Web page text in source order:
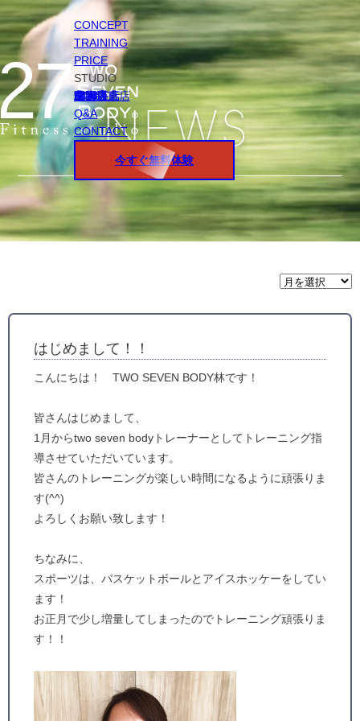
CONCEPT
TRAINING
PRICE
STUDIO
円山店
白石店
桑園店
北18条店
宮の沢店
環状通東店
STAFF
Q&A
CONTACT
今すぐ無料体験
月
間
ー
はじめまして！！
こんにちは！ TWO SEVEN BODY林です！
皆さんはじめまして、
1月からtwo seven bodyトレーナーとしてトレーニング指
導させていただいています。
皆さんのトレーニングが楽しい時間になるように頑張りま
す(^^)
よろしくお願い致します！
ちなみに、
スポーツは、バスケットボールとアイスホッケーをしてい
ます！
お正月で少し増量してしまったのでトレーニング頑張りま
す！！